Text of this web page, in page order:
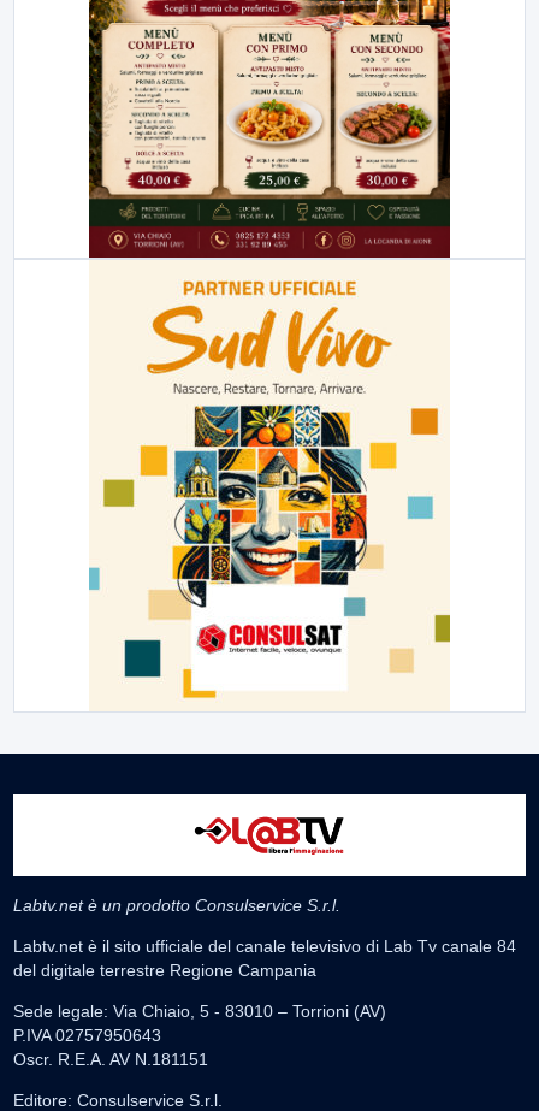
Labtv.net è un prodotto Consulservice S.r.l.
Labtv.net è il sito ufficiale del canale televisivo di Lab Tv canale 84
del digitale terrestre Regione Campania
Sede legale: Via Chiaio, 5 - 83010 – Torrioni (AV)
P.IVA 02757950643
Oscr. R.E.A. AV N.181151
Editore: Consulservice S.r.l.